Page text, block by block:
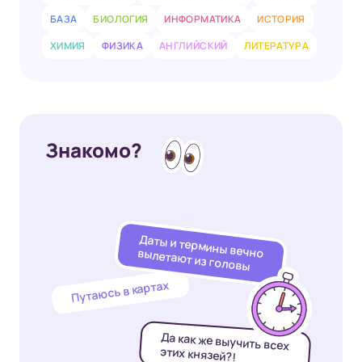
БАЗА
БИОЛОГИЯ ИНФОРМАТИКА
ИСТОРИЯ
ХИМИЯ
ФИЗИКА АНГЛИЙСКИЙ ЛИТЕРАТУРА
Знакомо?
Путаюсь в картах
Да как же выучить всех
этих князей?!
Даты и термины вечно
вылетают из головы